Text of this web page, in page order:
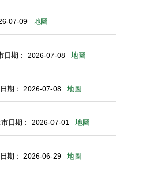
07-09 地圖
日期： 2026-07-08 地圖
日期： 2026-07-08 地圖
市日期： 2026-07-01 地圖
日期： 2026-06-29 地圖